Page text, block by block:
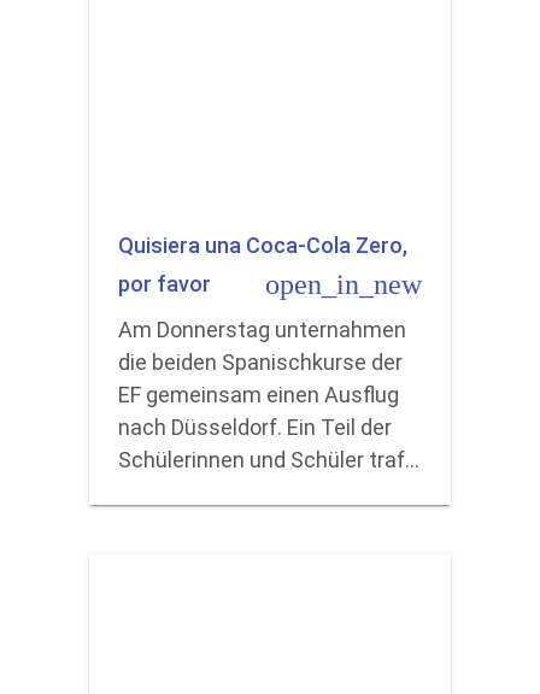
Quisiera una Coca-Cola Zero,
por favor
open_in_new
Am Donnerstag unternahmen
die beiden Spanischkurse der
EF gemeinsam einen Ausflug
nach Düsseldorf. Ein Teil der
Schülerinnen und Schüler traf…